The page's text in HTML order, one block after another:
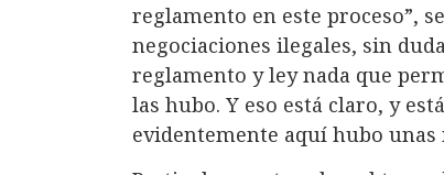
reglamento en este proceso”,
negociaciones ilegales, sin
reglamento y ley nada que
las hubo. Y eso está claro, y
evidentemente aquí hubo unas